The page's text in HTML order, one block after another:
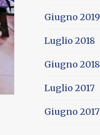
Giugno 2019
Luglio 2018
Giugno 2018
Luglio 2017
Giugno 2017